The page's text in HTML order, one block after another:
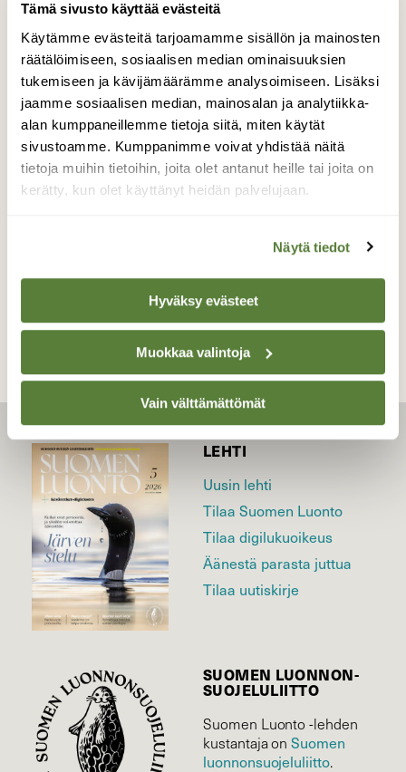
Tämä sivusto käyttää evästeitä
Käytämme evästeitä tarjoamamme sisällön ja mainosten
räätälöimiseen, sosiaalisen median ominaisuuksien
tukemiseen ja kävijämäärämme analysoimiseen. Lisäksi
jaamme sosiaalisen median, mainosalan ja analytiikka-
alan kumppaneillemme tietoja siitä, miten käytät
sivustoamme. Kumppanimme voivat yhdistää näitä
tietoja muihin tietoihin, joita olet antanut heille tai joita on
kerätty, kun olet käyttänyt heidän palvelujaan.
Näytä tiedot
Hyväksy evästeet
Muokkaa valintoja
Vain välttämättömät
Närhen poikaspesä
Poikaset kuoriutuneet muutama päivä sitten.
Valokuvaaja: Reijo Juurinen, Nuuksion
kansallispuisto Kesäkuu
TAKAISIN LISTAAN
LEHTI
Uusin lehti
Tilaa Suomen Luonto
Tilaa digilukuoikeus
Äänestä parasta juttua
Tilaa uutiskirje
SUOMEN LUONNON­
SUOJELU­LIITTO
Suomen Luonto -lehden
kustantaja onSuomen
luonnonsuojelu­liitto.